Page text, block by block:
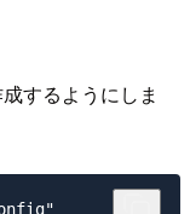
するようにしま